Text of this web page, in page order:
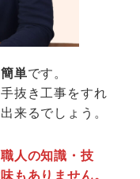
単です。
抜き工事をすれ
来るでしょう。
人の知識・技
もありません。